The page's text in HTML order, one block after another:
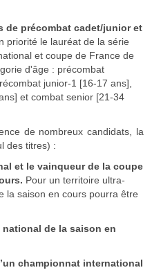
de précombat cadet/junior et
priorité le lauréat de la série
et coupe de France de
d'âge : précombat
junior-1 [16-17 ans],
et combat senior [21-34
de nombreux candidats, la
des titres) :
et le vainqueur de la coupe
Pour un territoire ultra-
la saison en cours pourra être
national de la saison en
championnat international